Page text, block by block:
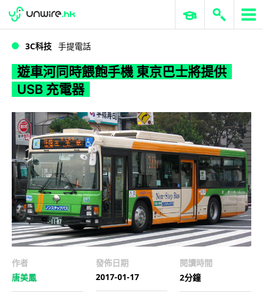
WWDC 2026 ERP 與商業 AI
3C科技 手提電話
遊車河同時餵飽手機 東京巴士將提供
USB 充電器
作者
唐美鳳
發佈日期
2017-01-17
閱讀時間
2分鐘